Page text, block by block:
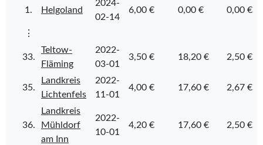
1. Helgoland
2024-
02-14
6,00 € 0,00 € 0,00 €
⋮
33.
Teltow-
Fläming
2022-
03-01
3,50 € 18,20 € 2,50 €
35.
Landkreis
Lichtenfels
2022-
11-01
4,00 € 17,60 € 2,67 €
36.
Landkreis
Mühldorf
am Inn
2022-
10-01
4,20 € 17,60 € 2,50 €